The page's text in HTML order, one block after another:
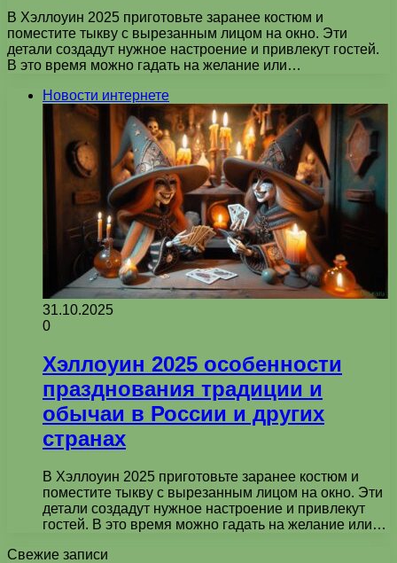
В Хэллоуин 2025 приготовьте заранее костюм и
поместите тыкву с вырезанным лицом на окно. Эти
детали создадут нужное настроение и привлекут гостей.
В это время можно гадать на желание или…
Новости интернете
31.10.2025
0
Хэллоуин 2025 особенности
празднования традиции и
обычаи в России и других
странах
В Хэллоуин 2025 приготовьте заранее костюм и
поместите тыкву с вырезанным лицом на окно. Эти
детали создадут нужное настроение и привлекут
гостей. В это время можно гадать на желание или…
Свежие записи